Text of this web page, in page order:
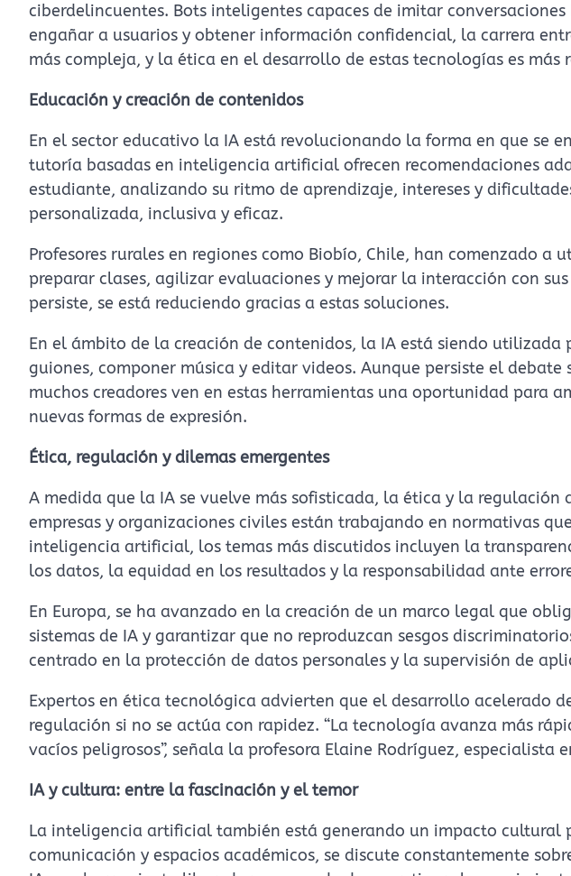
ciberdelincuentes. Bots inteligentes capaces de imitar
engañar a usuarios y obtener información confidencial, la carrera
más compleja, y la ética en el desarrollo de estas tecnologías es más
Educación y creación de contenidos
En el sector educativo la IA está revolucionando la forma en que se
tutoría basadas en inteligencia artificial ofrecen recomendaciones
estudiante, analizando su ritmo de aprendizaje, intereses y
personalizada, inclusiva y eficaz.
Profesores rurales en regiones como Biobío, Chile, han comenzado a
preparar clases, agilizar evaluaciones y mejorar la interacción con
persiste, se está reduciendo gracias a estas soluciones.
En el ámbito de la creación de contenidos, la IA está siendo
guiones, componer música y editar videos. Aunque persiste el
muchos creadores ven en estas herramientas una oportunidad para
nuevas formas de expresión.
Ética, regulación y dilemas emergentes
A medida que la IA se vuelve más sofisticada, la ética y la regulación
empresas y organizaciones civiles están trabajando en normativas
inteligencia artificial, los temas más discutidos incluyen la
los datos, la equidad en los resultados y la responsabilidad ante
En Europa, se ha avanzado en la creación de un marco legal que
sistemas de IA y garantizar que no reproduzcan sesgos
centrado en la protección de datos personales y la supervisión de
Expertos en ética tecnológica advierten que el desarrollo acelerado
regulación si no se actúa con rapidez. “La tecnología avanza más
vacíos peligrosos”, señala la profesora Elaine Rodríguez, especialista
IA y cultura: entre la fascinación y el temor
La inteligencia artificial también está generando un impacto cultural
comunicación y espacios académicos, se discute constantemente